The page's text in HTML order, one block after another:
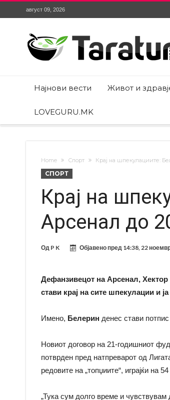
август 09, 2026
Најнови вести Живот и
LOVEGURU.MK
Home Спорт Крај на шпекулациите:
СПОРТ
Крај на
Арсенал до
Од P K Објавено пред 14:38, 22
Дефанзивецот на Арсенал, Хектор
стави крај на сите шпекулации и
Имено, Белерин денес стави
Новиот договор на 21-годишниот
потврден пред натпреварот од
редовите на „топџиите“, играјќи на
„Тука сум долго време и